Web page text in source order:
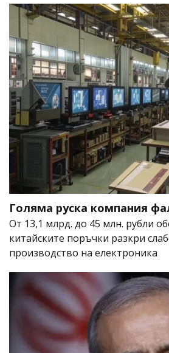
Голяма руска компания
От 13,1 млрд. до 45 млн. рубли
китайските поръчки разкри
производство на електроника